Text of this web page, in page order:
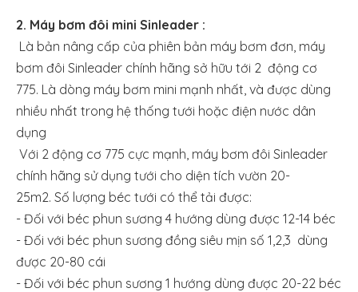
2. Máy bơm đôi mini Sinleader :
Là bản nâng cấp của phiên bản máy bơm đơn, máy
bơm đôi Sinleader chính hãng sở hữu tới 2 động cơ
775. Là dòng máy bơm mini mạnh nhất, và được dùng
nhiều nhất trong hệ thống tưới hoặc điện nước dân
dụng
Với 2 động cơ 775 cực mạnh, máy bơm đôi Sinleader
chính hãng sử dụng tưới cho diện tích vườn 20-
25m2. Số lượng béc tưới có thể tải được:
- Đối với béc phun sương 4 hướng dùng được 12-14 béc
- Đối với béc phun sương đồng siêu mịn số 1,2,3 dùng
được 20-80 cái
- Đối với béc phun sương 1 hướng dùng được 20-22 béc